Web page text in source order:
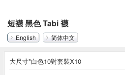
短襪 黑色 Tabi 襪
English 简体中文
大尺寸*白色10對套裝X10